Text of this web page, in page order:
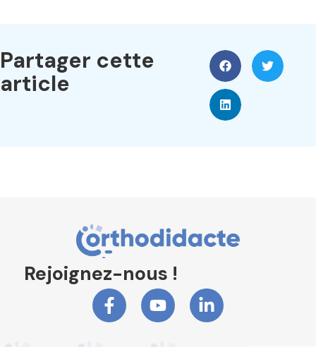
Partager cette
article
Rejoignez-nous !